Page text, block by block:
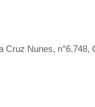
Cruz Nunes, n°6.748,